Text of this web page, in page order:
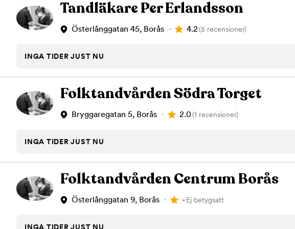
Tandläkare Per Erlandsson
Österlånggatan 45, Borås 4.2(5 recensioner)
INGA TIDER JUST NU
Folktandvården Södra Torget
Bryggaregatan 5, Borås 2.0(1 recensioner)
INGA TIDER JUST NU
Folktandvården Centrum Borås
Österlånggatan 9, Borås -Ej betygsatt
INGA TIDER JUST NU